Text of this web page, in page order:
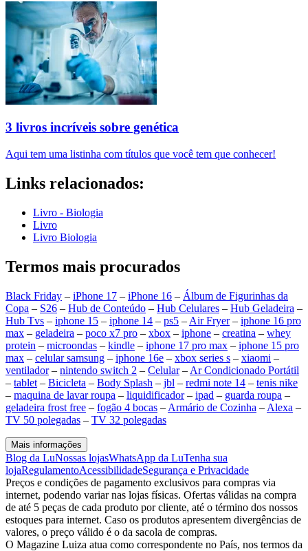
3 livros incríveis sobre genética
Aqui tem uma listinha com títulos que você tem que conhecer!
Links relacionados:
Livro - Biologia
Livro
Livro Biologia
Termos mais procurados
Black Friday – iPhone 17 – iPhone 16 – Álbum de Figurinhas da
Copa – S26 – Hub de Conteúdo – Hub Celulares – Hub Geladeira –
Hub Tvs – iphone 15 – iphone 14 – ps5 – Air Fryer– iphone 16 pro
max – geladeira – poco x7 pro – xbox – iphone – creatina – whey
protein – microondas – kindle – iphone 17 pro max – iphone 15 pro
max – celular samsung – iphone 16e – xbox series s – xiaomi –
ventilador– nintendo switch 2 – Celular– Ar Condicionado Portátil
– tablet – Bicicleta – Body Splash – jbl – redmi note 14 – tenis nike
– maquina de lavar roupa – liquidificador– ipad – guarda roupa –
geladeira frost free – fogão 4 bocas – Armário de Cozinha – Alexa –
TV 50 polegadas – TV 32 polegadas
Mais informações
Blog da LuNossas lojasWhatsApp da LuTenha sua
lojaRegulamentoAcessibilidadeSegurança e Privacidade
Preços e condições de pagamento exclusivos para compras via
internet, podendo variar nas lojas físicas. Ofertas válidas na compra
de até 5 peças de cada produto por cliente, até o término dos nossos
estoques para internet. Caso os produtos apresentem divergências de
valores, o preço válido é o da sacola de compras.
O Magazine Luiza atua como correspondente no País, nos termos da